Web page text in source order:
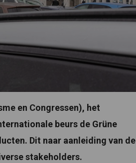
en Congressen), het
beurs de Grüne
Dit naar aanleiding van de
stakeholders.